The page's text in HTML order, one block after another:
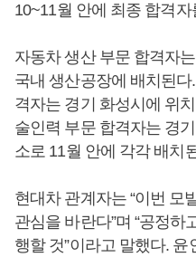
10~11월 안에 최종 합격
자동차 생산 부문 합격자
국내 생산공장에 배치된
격자는 경기 화성시에 위
술인력 부문 합격자는 경
소로 11월 안에 각각 배치
현대차 관계자는 “이번 모
관심을 바란다”며 “공정
행할 것”이라고 말했다. 윤